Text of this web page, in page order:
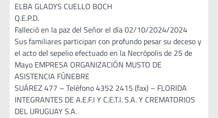
ELBA GLADYS CUELLO BOCH
Q.E.P.D.
Falleció en la paz del Señor el día 02/10/2024/2024
Sus familiares participan con profundo pesar su deceso y
el acto del sepelio efectuado en la Necrópolis de 25 de
Mayo EMPRESA ORGANIZACIÓN MUSTO DE
ASISTENCIA FÚNEBRE
SUÁREZ 477 – Teléfono 4352 2415 (fax) – FLORIDA
INTEGRANTES DE A.E.F.I Y C.E.T.I. S.A. Y CREMATORIOS
DEL URUGUAY S.A.